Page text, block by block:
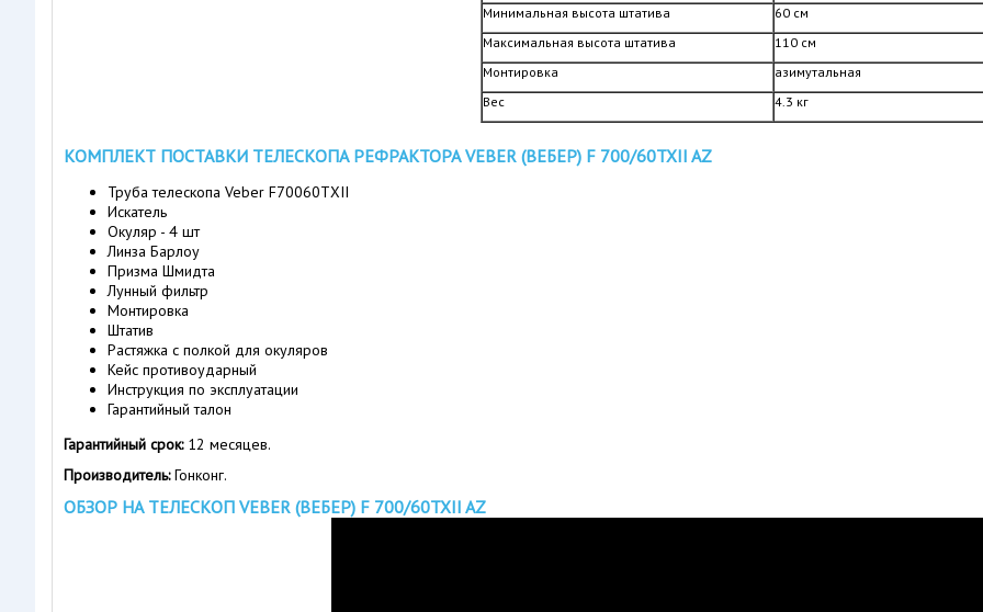
Минимальная высота штатива
60 см
Максимальная высота штатива
110 см
Монтировка
азимутальная
Вес
4.3 кг
КОМПЛЕКТ ПОСТАВКИ ТЕЛЕСКОПА РЕФРАКТОРА VEBER (ВЕБЕР) F 700/60TXII AZ
Труба телескопа Veber F70060TXII
Искатель
Окуляр - 4 шт
Линза Барлоу
Призма Шмидта
Лунный фильтр
Монтировка
Штатив
Растяжка с полкой для окуляров
Кейс противоударный
Инструкция по эксплуатации
Гарантийный талон
Гарантийный срок:12 месяцев.
Производитель:Гонконг.
ОБЗОР НА ТЕЛЕСКОП VEBER (ВЕБЕР) F 700/60TXII AZ